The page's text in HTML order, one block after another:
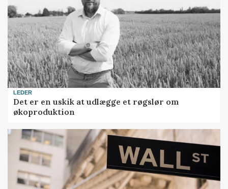
LEDER
Det er en uskik at udlægge et røgslør om
økoproduktion